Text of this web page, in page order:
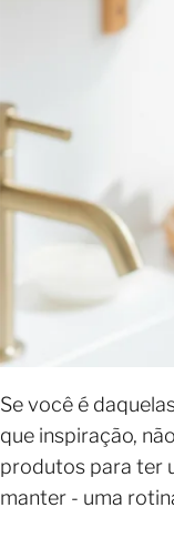
Se você é
que inspiração,
produtos para ter
manter - uma